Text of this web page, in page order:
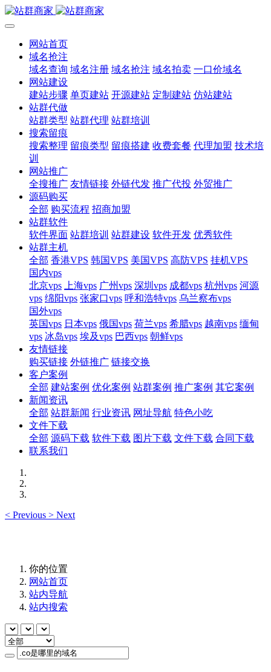
网站首页
域名抢注
域名查询 域名注册 域名抢注 域名拍卖 一口价域名
网站建设
建站步骤 单页建站 开源建站 定制建站 仿站建站
站群代做
站群类型 站群代理 站群培训
搜索留痕
搜索整理 留痕类型 留痕搭建 收费套餐 代理加盟 技术培
训
网站推广
全搜推广 友情链接 外链代发 推广代投 外贸推广
源码购买
全部 购买流程 招商加盟
站群软件
软件界面 站群培训 站群建设 软件开发 优秀软件
站群主机
全部 香港VPS 韩国VPS 美国VPS 高防VPS 挂机VPS
国内vps
北京vps
上海vps 广州vps 深圳vps 成都vps 杭州vps 河源
vps 绵阳vps 张家口vps 呼和浩特vps 乌兰察布vps
国外vps
英国vps 日本vps 俄国vps 荷兰vps 希腊vps 越南vps 缅甸
vps 冰岛vps 埃及vps 巴西vps 朝鲜vps
友情链接
购买链接 外链推广 链接交换
客户案例
全部 建站案例 优化案例 站群案例 推广案例 其它案例
新闻资讯
全部 站群新闻 行业资讯 网址导航 特色小吃
文件下载
全部 源码下载 软件下载 图片下载 文件下载 合同下载
联系我们
< Previous > Next
你的位置
网站首页
站内导航
站内搜索